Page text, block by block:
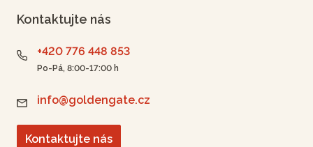
Kontaktujte nás
+420 776 448 853
Po-Pá, 8:00-17:00 h
info@goldengate.cz
Kontaktujte nás